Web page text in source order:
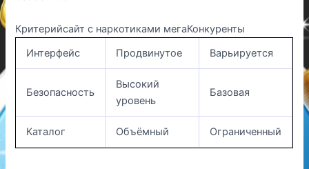
Критерийсайт с наркотиками мегаКонкуренты
Интерфейс
Продвинутое Варьируется
Безопасность
Высокий
уровень
Базовая
Каталог Объёмный Ограниченный